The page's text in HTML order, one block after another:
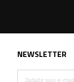
NEWSLETTER